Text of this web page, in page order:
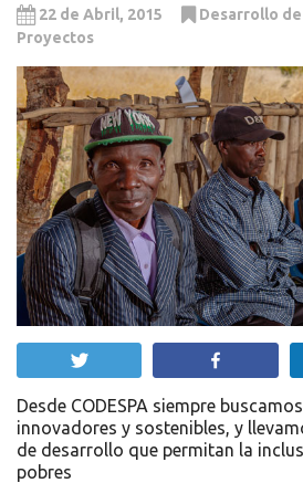
22 de Abril, 2015 Desarrollo
Proyectos
Desde CODESPA siempre
innovadores y sostenibles, y
de desarrollo que permitan la
pobres